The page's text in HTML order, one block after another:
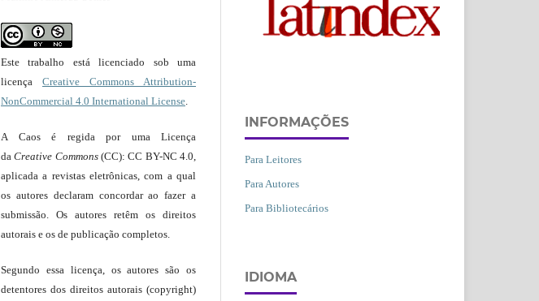
Este trabalho está licenciado sob uma
licença Creative Commons Attribution-
NonCommercial 4.0 International License.
A Caos é regida por uma Licença
daCreative Commons(CC): CC BY-NC 4.0,
aplicada a revistas eletrônicas, com a qual
os autores declaram concordar ao fazer a
submissão. Os autores retêm os direitos
autorais e os de publicação completos.
Segundo essa licença, os autores são os
detentores dos direitos autorais (copyright)
INFORMAÇÕES
Para Leitores
Para Autores
Para Bibliotecários
IDIOMA